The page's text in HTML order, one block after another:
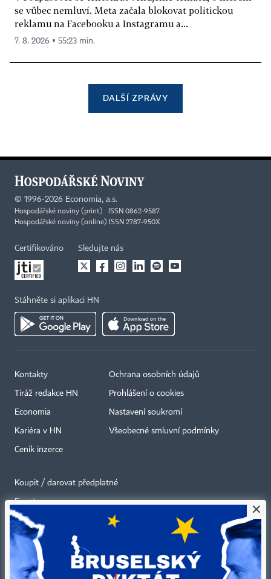
se vůbec nemluví. Meta začala blokovat politickou
reklamu na Facebooku a Instagramu a...
7. 8. 2026 ▪ 55:23 min.
DALŠÍ ZPRÁVY
© 1996-2026 Economia, a.s.
Hospodářské noviny (print) ISSN 0862-9587
Hospodářské noviny (online) ISSN 2787-950X
Certifikováno Sledujte nás
Stáhněte si aplikaci HN
Kontakty
Tiráž redakce HN
Economia
Kariéra v HN
Ceník inzerce
Ochrana osobních údajů
Prohlášení o cookies
Nastavení soukromí
Všeobecné smluvní podmínky
Koupit / darovat předplatné
Eventy
Newslettery
RSS kanály
×